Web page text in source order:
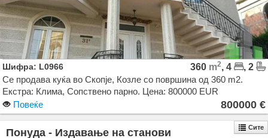
Шифра: L0966 360 m2, 4
, 2
Се продава куќа во Скопје, Козле со површина од 360 m2.
Екстра: Клима, Сопствено парно. Цена: 800000 EUR
Повеќе
800000 €
Понуда - Издавање на станови Сите